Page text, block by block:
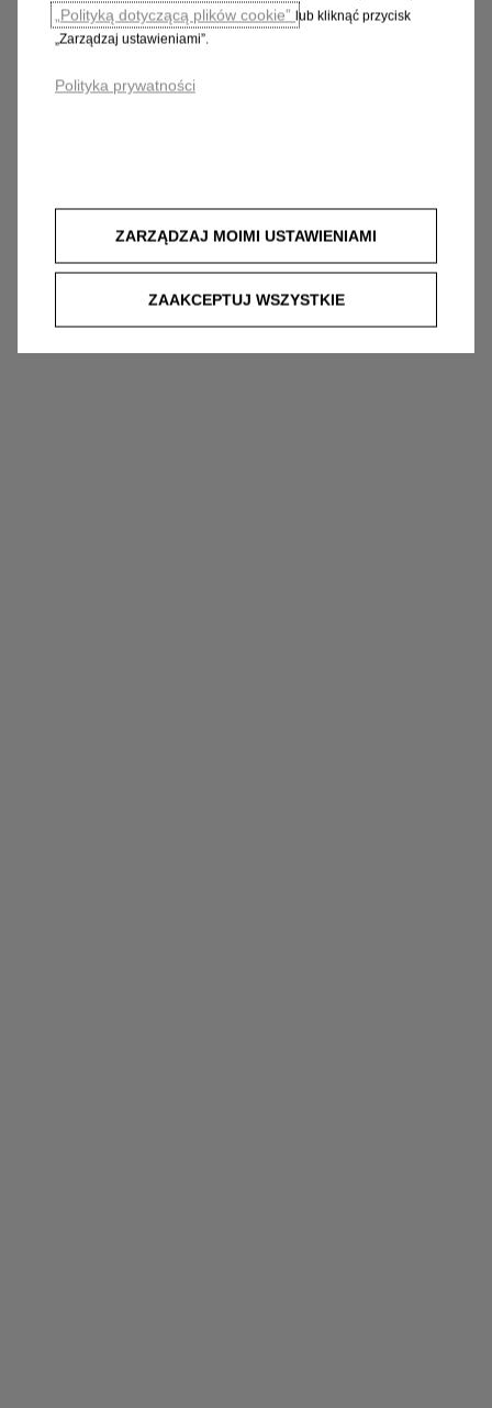
„Polityką dotyczącą plików cookie” lub kliknąć przycisk
„Zarządzaj ustawieniami”.
Polityka prywatności
ZARZĄDZAJ MOIMI USTAWIENIAMI
ZAAKCEPTUJ WSZYSTKIE